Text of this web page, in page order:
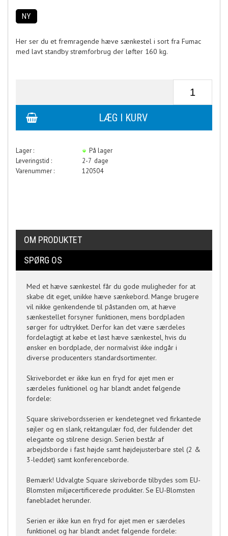
NY
Her ser du et fremragende hæve sænkestel i sort fra Fumac
med lavt standby strømforbrug der løfter 160 kg.
Lager :
På lager
Leveringstid :
2-7 dage
Varenummer :
120504
OM PRODUKTET
SPØRG OS
Med et hæve sænkestel får du gode muligheder for at
skabe dit eget, unikke hæve sænkebord. Mange brugere
vil nikke genkendende til påstanden om, at hæve
sænkestellet forsyner funktionen, mens bordpladen
sørger for udtrykket. Derfor kan det være særdeles
fordelagtigt at købe et løst hæve sænkestel, hvis du
ønsker en bordplade, der normalvist ikke indgår i
diverse producenters standardsortimenter.
Skrivebordet er ikke kun en fryd for øjet men er
særdeles funktionel og har blandt andet følgende
fordele:
Square skrivebordsserien er kendetegnet ved firkantede
søjler og en slank, rektangulær fod, der fuldender det
elegante og stilrene design. Serien består af
arbejdsborde i fast højde samt højdejusterbare stel (2 &
3-leddet) samt konferenceborde.
Bemærk! Udvalgte Square skriveborde tilbydes som EU-
Blomsten miljøcertificerede produkter. Se EU-Blomsten
fanebladet herunder.
Serien er ikke kun en fryd for øjet men er særdeles
funktionel og har blandt andet følgende fordele: